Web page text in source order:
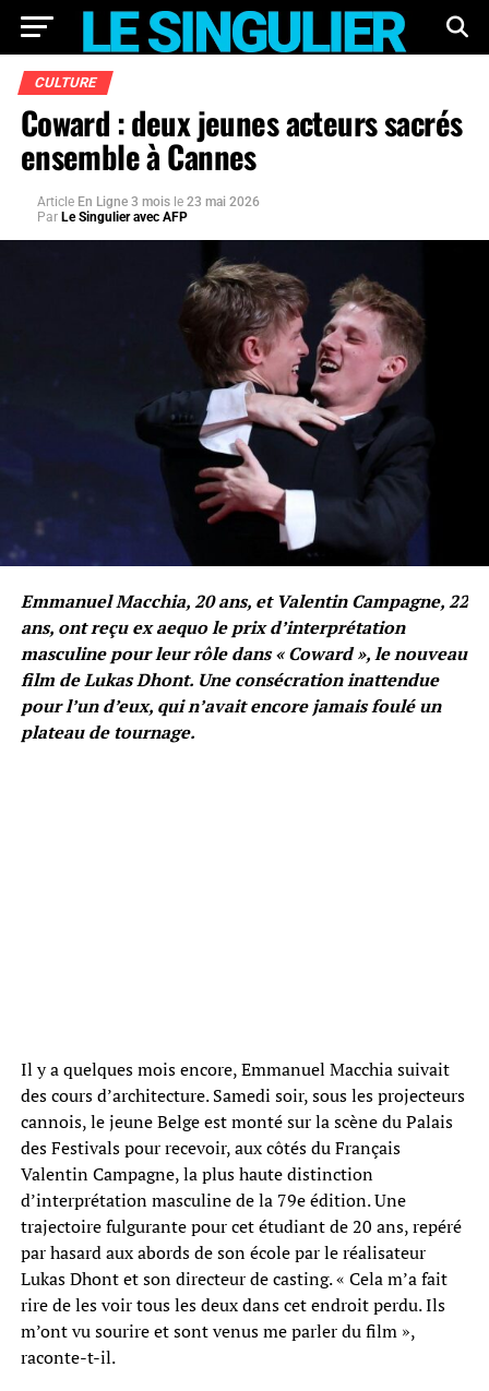
CULTURE
Coward : deux jeunes acteurs sacrés
ensemble à Cannes
Article En Ligne 3 mois le 23 mai 2026
Par Le Singulier avec AFP
Emmanuel Macchia, 20 ans, et Valentin Campagne, 22
ans, ont reçu ex aequo le prix d’interprétation
masculine pour leur rôle dans « Coward », le nouveau
film de Lukas Dhont. Une consécration inattendue
pour l’un d’eux, qui n’avait encore jamais foulé un
plateau de tournage.
Il y a quelques mois encore, Emmanuel Macchia suivait
des cours d’architecture. Samedi soir, sous les projecteurs
cannois, le jeune Belge est monté sur la scène du Palais
des Festivals pour recevoir, aux côtés du Français
Valentin Campagne, la plus haute distinction
d’interprétation masculine de la 79e édition. Une
trajectoire fulgurante pour cet étudiant de 20 ans, repéré
par hasard aux abords de son école par le réalisateur
Lukas Dhont et son directeur de casting. « Cela m’a fait
rire de les voir tous les deux dans cet endroit perdu. Ils
m’ont vu sourire et sont venus me parler du film »,
raconte-t-il.